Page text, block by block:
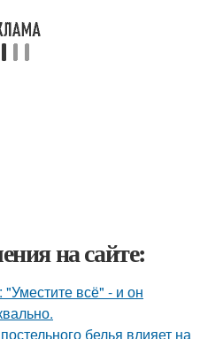
на сайте:
"Уместите всё" - и он
белья влияет на